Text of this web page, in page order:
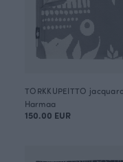
Harmaa
150.00 EUR